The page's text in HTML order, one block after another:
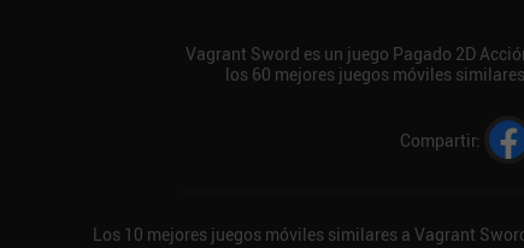
Vagrant Sword es un juego Pagado 2D
los 60 mejores juegos móviles
Compartir:
Los 10 mejores juegos móviles similares a Vagrant